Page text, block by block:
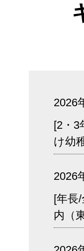
2026
[2・3
け幼
2026
[年長
内（